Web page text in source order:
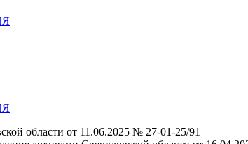
области от 11.06.2025 № 27-01-25/91